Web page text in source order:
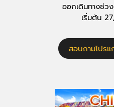
ออกเดินทางช่
เริ่มต้น
สอบถามโปร